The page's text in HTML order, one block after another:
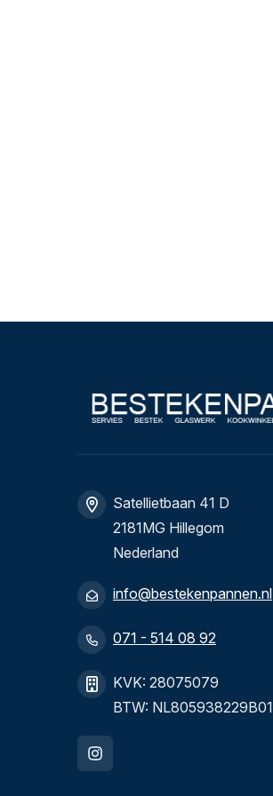
Satellietbaan 41 D
2181MG Hillegom
Nederland
info@bestekenpannen.nl
071 - 514 08 92
KVK: 28075079
BTW: NL805938229B01